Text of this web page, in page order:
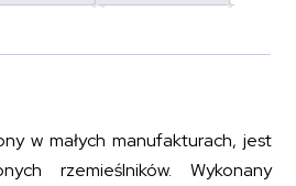
w małych manufakturach, jest
rzemieślników. Wykonany